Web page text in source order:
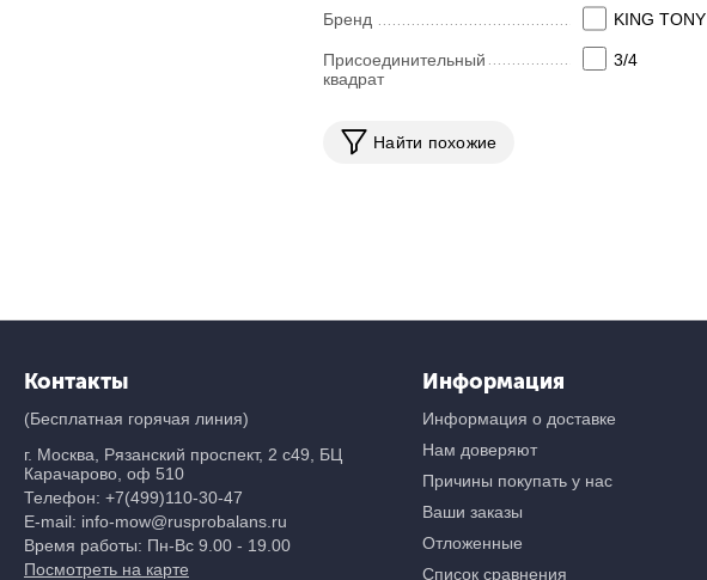
Бренд KING TONY
Присоединительный
квадрат
3/4
Найти похожие
Контакты
(Бесплатная горячая линия)
г. Москва, Рязанский проспект, 2 с49, БЦ
Карачарово, оф 510
Телефон: +7(499)110-30-47
E-mail: info-mow@rusprobalans.ru
Время работы: Пн-Вс 9.00 - 19.00
Посмотреть на карте
Информация
Информация о доставке
Нам доверяют
Причины покупать у нас
Ваши заказы
Отложенные
Список сравнения